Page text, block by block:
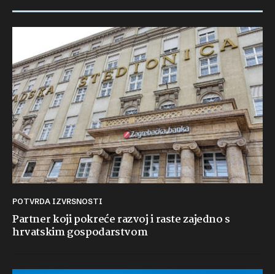
POTVRDA IZVRSNOSTI
Partner koji pokreće razvoj i raste zajedno s
hrvatskim gospodarstvom